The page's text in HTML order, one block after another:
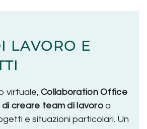
LAVORO E
virtuale, Collaboration Office
creare team di lavoro a
e situazioni particolari. Un